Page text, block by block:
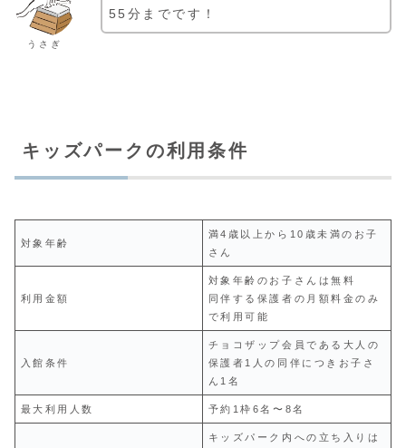
うさぎ
55分までです！
キッズパークの利用条件
対象年齢
満4歳以上から10歳未満のお子
さん
利用金額
対象年齢のお子さんは無料
同伴する保護者の月額料金のみ
で利用可能
入館条件
チョコザップ会員である大人の
保護者1人の同伴につきお子さ
ん1名
最大利用人数 予約1枠6名〜8名
キッズパーク内への立ち入りは